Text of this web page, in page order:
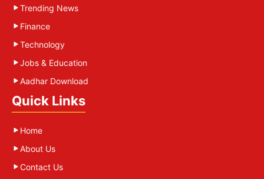
Trending News
Finance
Technology
Jobs & Education
Aadhar Download
Quick Links
Home
About Us
Contact Us